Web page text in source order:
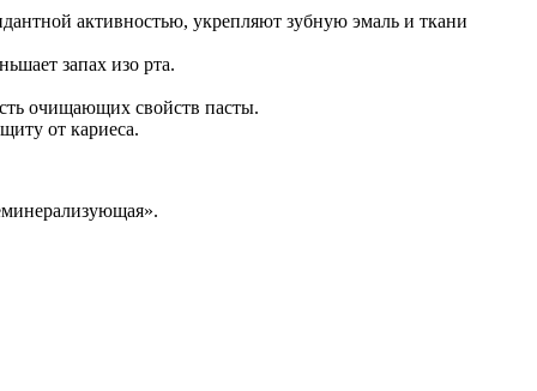
активностью, укрепляют зубную эмаль и ткани
запах изо рта.
очищающих свойств пасты.
от кариеса.